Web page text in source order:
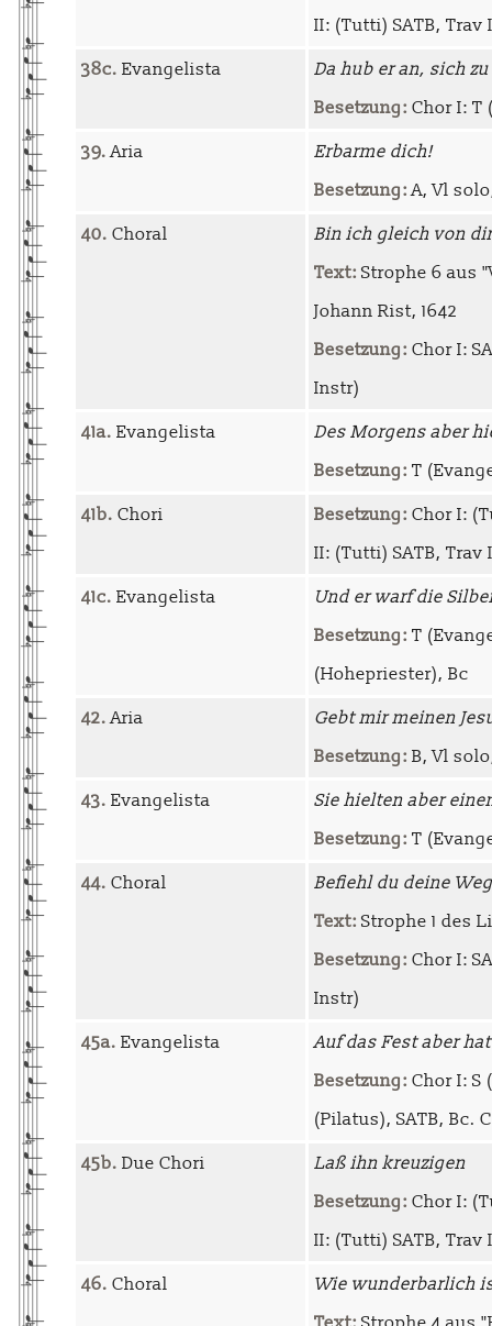
II: (Tutti) SATB, Trav
38c. Evangelista
Da hub er an, sich
Besetzung: Chor I: T
39.Aria
Erbarme dich!
Besetzung:A, Vl
40. Choral
Bin ich gleich von
Text: Strophe 6 aus
Johann Rist, 1642
Besetzung: Chor I:
Instr)
41a. Evangelista
Des Morgens aber
Besetzung: T
41b. Chori Besetzung: Chor I:
II: (Tutti) SATB, Trav
41c. Evangelista
Und er warf die
Besetzung: T
(Hohepriester), Bc
42.Aria
Gebt mir meinen
Besetzung: B, Vl
43. Evangelista
Sie hielten aber
Besetzung: T
44. Choral
Befiehl du deine
Text: Strophe 1 des
Besetzung: Chor I:
Instr)
45a. Evangelista
Auf das Fest aber
Besetzung: Chor I: S
(Pilatus), SATB, Bc.
45b. Due Chori
Laß ihn kreuzigen
Besetzung: Chor I:
II: (Tutti) SATB, Trav
46. Choral
Wie wunderbarlich